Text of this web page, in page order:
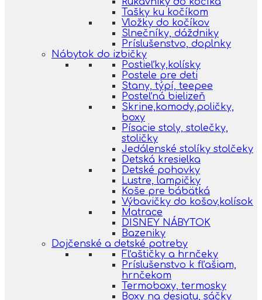
Tašky ku kočíkom
Vložky do kočíkov
Slnečníky, dáždniky
Príslušenstvo, doplnky
Nábytok do izbičky
Postieľky,kolísky
Postele pre deti
Stany, týpí, teepee
Posteľná bielizeň
Skrine,komody,poličky,
boxy
Písacie stoly, stolečky,
stoličky
Jedálenské stolíky stolčeky
Detská kresielka
Detské pohovky
Lustre, lampičky
Koše pre bábätká
Výbavičky do košov,kolísok
Matrace
DISNEY NÁBYTOK
Bazeniky
Dojčenské a detské potreby
Fľaštičky a hrnčeky
Príslušenstvo k fľašiam,
hrnčekom
Termoboxy, termosky
Boxy na desiatu, sáčky